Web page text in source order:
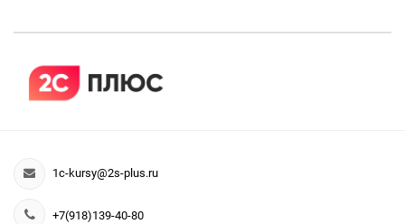
1c-kursy@2s-plus.ru
+7(918)139-40-80